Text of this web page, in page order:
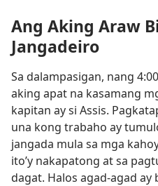
Ang Aking Araw
Jangadeiro
Sa dalampasigan, nang
aking apat na kasamang
kapitan ay si Assis.
una kong trabaho ay
jangada mula sa mga
ito’y nakapatong at sa
dagat. Halos agad-agad